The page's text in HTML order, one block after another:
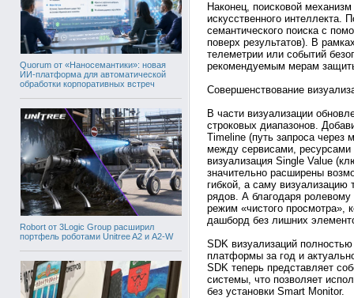
Quorum от «Наносемантики»: новая
ИИ-платформа для автоматической
обработки корпоративных встреч
Robort от 3Logic Group расширил
портфель роботами Unitree A2 и A2-W
Наконец, поисковой
искусственного интеллекта.
семантического поиска с
поверх результатов). В
телеметрии или событий
рекомендуемым мерам
Совершенствование
В части визуализации
строковых диапазонов.
Timeline (путь запроса через
между сервисами, ресурсами
визуализация Single Value
значительно расширены
гибкой, а саму визуализацию
рядов. А благодаря
режим «чистого просмотра»,
дашборд без лишних
SDK визуализаций
платформы за год и
SDK теперь представляет
системы, что позволяет
без установки Smart Monitor.